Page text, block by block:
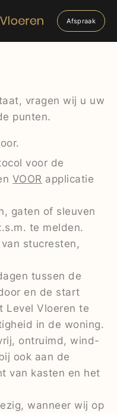
Afspraak
vragen wij u uw
punten.
voor de
VOOR applicatie
gaten of sleuven
te melden.
stucresten,
tussen de
en de start
Level Vloeren te
in de woning.
ontruimd, wind-
ook aan de
van kasten en het
wanneer wij op